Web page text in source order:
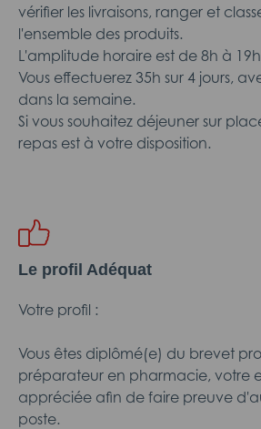
vérifier les livraisons, ranger et
l'ensemble des produits.
L'amplitude horaire est de 8h à
Vous effectuerez 35h sur 4 jours,
dans la semaine.
Si vous souhaitez déjeuner sur
repas est à votre disposition.
Le profil Adéquat
Votre profil :
Vous êtes diplômé(e) du brevet
préparateur en pharmacie, votre
appréciée afin de faire preuve
poste.